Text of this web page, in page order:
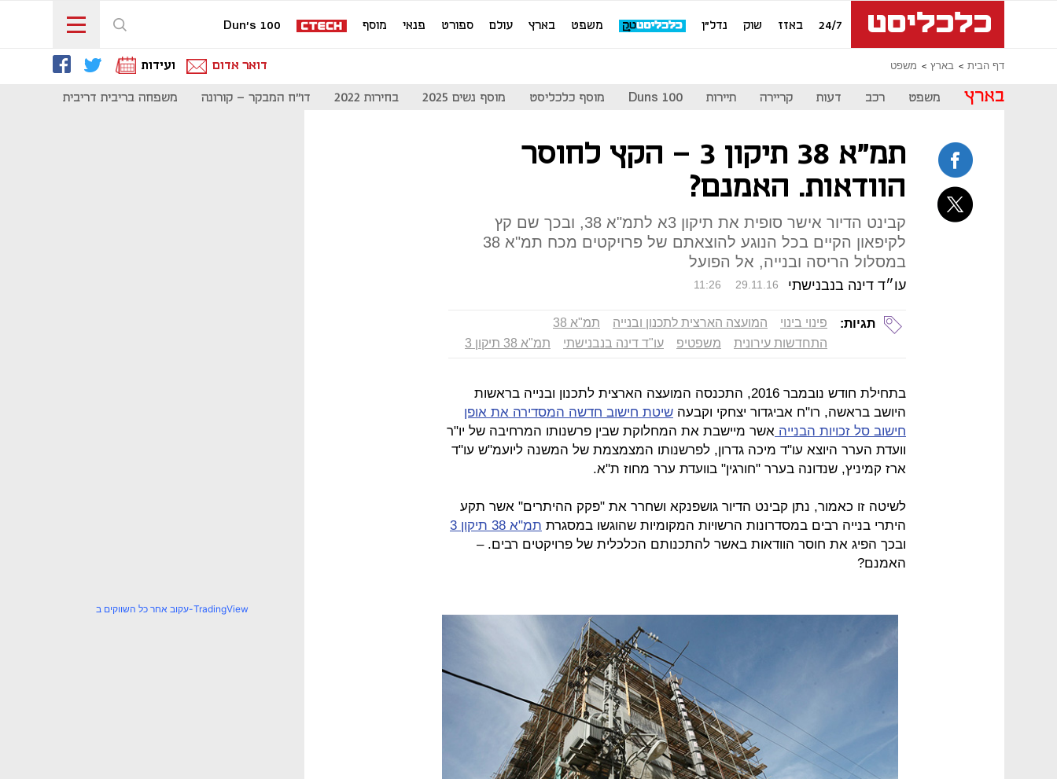
24/7 באזז שוק נדל"ן משפט בארץ עולם ספורט פנאי מוסף Dun's 100
דף הבית בארץ משפט דואר אדום ועידות
בארץ משפט רכב דעות קריירה תיירות Duns 100 מוסף כלכליסט מוסף נשים 2025 בחירות 2022 דו"ח המבקר - קורונה משפחה בריבית דריבית
תמ"א 38 תיקון 3 - הקץ לחוסר
הוודאות. האמנם?
קבינט הדיור אישר סופית את תיקון 3א לתמ"א 38, ובכך שם קץ
לקיפאון הקיים בכל הנוגע להוצאתם של פרויקטים מכח תמ"א 38
במסלול הריסה ובנייה, אל הפועל
עו״ד דינה בנבנישתי 11:26 29.11.16
תגיות: פינוי בינוי המועצה הארצית לתכנון ובנייה
תמ"א 38
התחדשות עירונית
משפטיפ עו"ד דינה בנבנישתי תמ"א 38 תיקון 3
בתחילת חודש נובמבר 2016, התכנסה המועצה הארצית לתכנון ובנייה בראשות
היושב בראשה, רו"ח אביגדור יצחקי וקבעה שיטת חישוב חדשה המסדירה את אופן
חישוב סל זכויות הבנייה אשר מיישבת את המחלוקת שבין פרשנותו המרחיבה של יו"ר
וועדת הערר היוצא עו"ד מיכה גדרון, לפרשנותו המצמצמת של המשנה ליועמ"ש עו"ד
ארז קמיניץ, שנדונה בערר "חורגין" בוועדת ערר מחוז ת"א.
לשיטה זו כאמור, נתן קבינט הדיור גושפנקא ושחרר את "פקק ההיתרים" אשר תקע
היתרי בנייה רבים במסדרונות הרשויות המקומיות שהוגשו במסגרת תמ"א 38 תיקון 3
ובכך הפיג את חוסר הוודאות באשר להתכנותם הכלכלית של פרויקטים רבים. –
האמנם?
עקוב אחר כל השווקים ב-TradingView